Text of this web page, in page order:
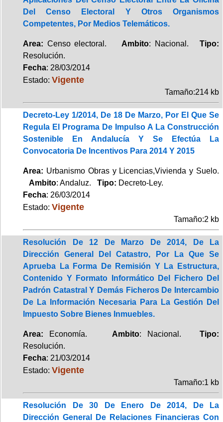
Del Censo Electoral Y Otros Organismos
Competentes, Por Medios Telemáticos.
Area: Censo electoral. Ambito: Nacional. Tipo:
Resolución.
Fecha: 28/03/2014
Estado: Vigente
Tamaño:214 kb
Decreto-Ley 1/2014, De 18 De Marzo, Por El Que Se
Regula El Programa De Impulso A La Construcción
Sostenible En Andalucía Y Se Efectúa La
Convocatoria De Incentivos Para 2014 Y 2015
Area: Urbanismo Obras y Licencias,Vivienda y Suelo.
Ambito: Andaluz. Tipo: Decreto-Ley.
Fecha: 26/03/2014
Estado: Vigente
Tamaño:2 kb
Resolución De 12 De Marzo De 2014, De La
Dirección General Del Catastro, Por La Que Se
Aprueba La Forma De Remisión Y La Estructura,
Contenido Y Formato Informático Del Fichero Del
Padrón Catastral Y Demás Ficheros De Intercambio
De La Información Necesaria Para La Gestión Del
Impuesto Sobre Bienes Inmuebles.
Area: Economía. Ambito: Nacional.Tipo:
Resolución.
Fecha: 21/03/2014
Estado: Vigente
Tamaño:1 kb
Resolución De 30 De Enero De 2014, De La
Dirección General De Relaciones Financieras Con